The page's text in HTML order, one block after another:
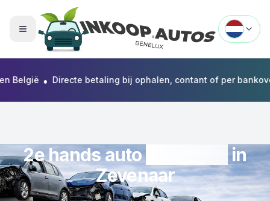
Menu openen
• Directe betaling bij ophalen, contant of per
2e hands autoverkopen in
Zevenaar